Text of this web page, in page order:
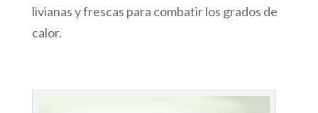
livianas y frescas para combatir los grados de
calor.